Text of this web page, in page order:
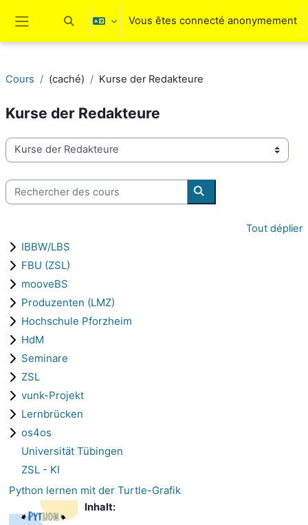
Passer au contenu principal
Panneau latéral
Activer/désactiver la saisie de recherche
Vous êtes connecté anonymement
Cours (caché) Kurse der Redakteure
Kurse der Redakteure
Catégories de cours
Rechercher des cours
Rechercher des cours
Tout déplier
IBBW/LBS
FBU (ZSL)
mooveBS
Produzenten (LMZ)
Hochschule Pforzheim
HdM
Seminare
ZSL
vunk-Projekt
Lernbrücken
os4os
Universität Tübingen
ZSL - KI
Python lernen mit der Turtle-Grafik
Inhalt: